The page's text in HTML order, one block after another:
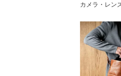
カメラ・レン